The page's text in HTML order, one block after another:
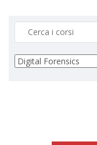
Ricerca: